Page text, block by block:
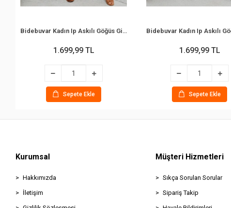
Bidebuvar Kadın Ip Askılı Göğüs Gipe Detaylı Desenli Uzun Süprem Elbise
1.699,99 TL
Sepete Ekle
1.699,99 TL
Sepete Ekle
Kurumsal
Hakkımızda
İletişim
Müşteri Hizmetleri
Sıkça Sorulan Sorular
Sipariş Takip